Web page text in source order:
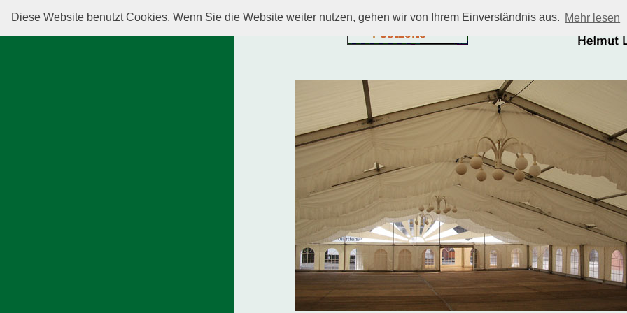
Diese Website benutzt Cookies. Wenn Sie die Website weiter nutzen, gehen wir von Ihrem Einverständnis aus. Mehr lesen